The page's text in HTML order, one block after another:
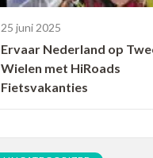
25 juni 2025
Ervaar Nederland op
Wielen met HiRoads
Fietsvakanties